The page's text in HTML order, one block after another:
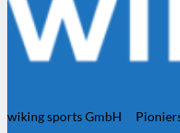
wiking sports GmbH